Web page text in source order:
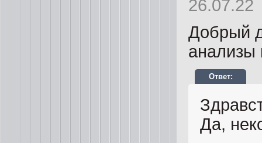
26.07.22
Добрый
анализы
Да,